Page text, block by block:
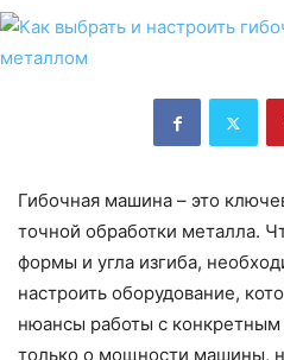
Гибочная машина – это
точной обработки металла.
формы и угла изгиба,
настроить оборудование,
нюансы работы с
только о мощности машины,